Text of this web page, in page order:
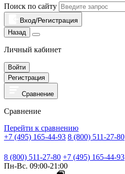
Поиск по сайту
Вход/Регистрация
Назад
Личный кабинет
Войти
Регистрация
Сравнение
Сравнение
Перейти к сравнению
+7 (495) 165-44-93 8 (800) 511-27-80
8 (800) 511-27-80 +7 (495) 165-44-93
Пн-Вс. 09:00-21:00